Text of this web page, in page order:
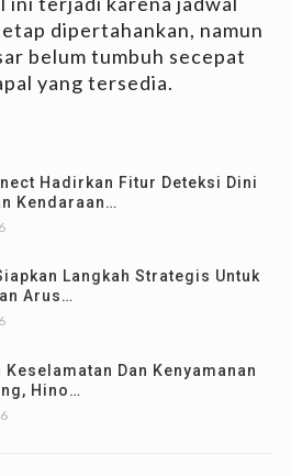
dipertahankan, namun
belum tumbuh secepat
yang tersedia.
Hadirkan Fitur Deteksi Dini
Kendaraan…
Langkah Strategis Untuk
Arus…
Keselamatan Dan Kenyamanan
Hino…